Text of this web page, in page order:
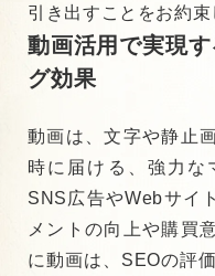
引き出すことをお約束
動画活用で実現
グ効果
動画は、文字や静止
時に届ける、強力な
SNS広告やWebサイ
メントの向上や購買
に動画は、SEOの評